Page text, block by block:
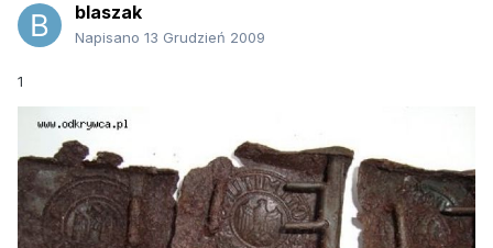
blaszak
Napisano 13 Grudzień 2009
1